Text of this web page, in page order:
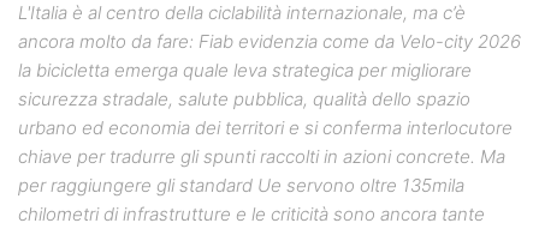
L'Italia è al centro della ciclabilità internazionale, ma c’è
ancora molto da fare: Fiab evidenzia come da Velo-city 2026
la bicicletta emerga quale leva strategica per migliorare
sicurezza stradale, salute pubblica, qualità dello spazio
urbano ed economia dei territori e si conferma interlocutore
chiave per tradurre gli spunti raccolti in azioni concrete. Ma
per raggiungere gli standard Ue servono oltre 135mila
chilometri di infrastrutture e le criticità sono ancora tante